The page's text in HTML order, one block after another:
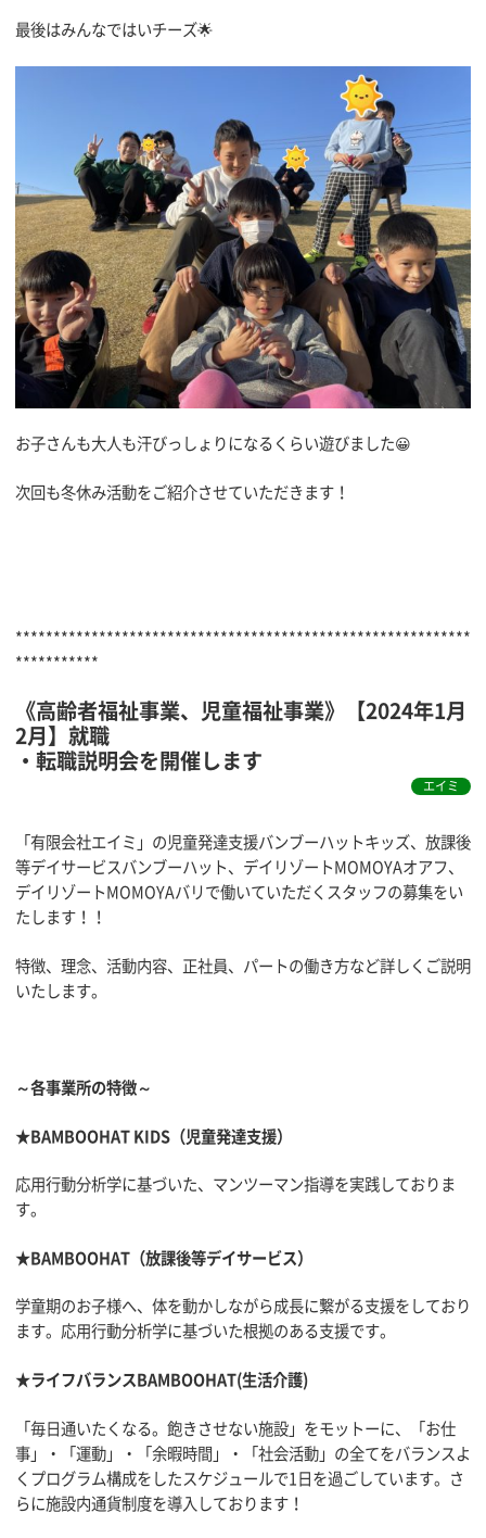
最後はみんなではいチーズ🌟
お子さんも大人も汗びっしょりになるくらい遊びました😀
次回も冬休み活動をご紹介させていただきます！
************************************************************
***********
《高齢者福祉事業、児童福祉事業》【2024年1月
2月】就職
・転職説明会を開催します
エイミ
「有限会社エイミ」の児童発達支援バンブーハットキッズ、放課後
等デイサービスバンブーハット、デイリゾートMOMOYAオアフ、
デイリゾートMOMOYAバリで働いていただくスタッフの募集をい
たします！！
特徴、理念、活動内容、正社員、パートの働き方など詳しくご説明
いたします。
～各事業所の特徴～
★BAMBOOHAT KIDS（児童発達支援）
応用行動分析学に基づいた、マンツーマン指導を実践しておりま
す。
★BAMBOOHAT（放課後等デイサービス）
学童期のお子様へ、体を動かしながら成長に繋がる支援をしており
ます。応用行動分析学に基づいた根拠のある支援です。
★ライフバランスBAMBOOHAT(生活介護)
「毎日通いたくなる。飽きさせない施設」をモットーに、「お仕
事」・「運動」・「余暇時間」・「社会活動」の全てをバランスよ
くプログラム構成をしたスケジュールで1日を過ごしています。さ
らに施設内通貨制度を導入しております！